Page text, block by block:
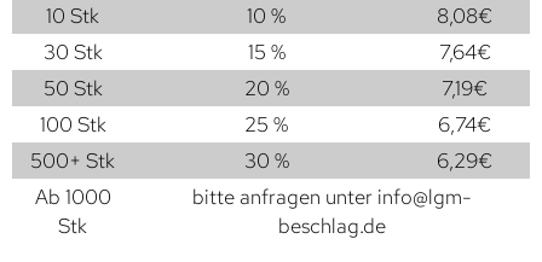
10 Stk
10 % 8,08€
30 Stk
15 % 7,64€
50 Stk
20 % 7,19€
100 Stk
25 % 6,74€
500+ Stk
30 % 6,29€
Ab 1000
Stk
bitte anfragen unter info@lgm-
beschlag.de